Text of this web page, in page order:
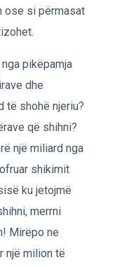
ose si përmasat
pikëpamja
dhe
të shohë njeriu?
që shihni?
një miliard nga
shikimit
ku jetojmë
merrni
Mirëpo ne
një milion të